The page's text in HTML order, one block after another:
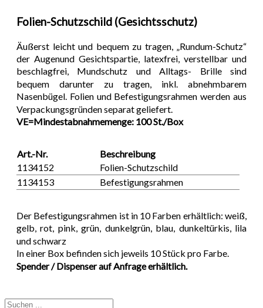
Folien-Schutzschild (Gesichtsschutz)
Äußerst leicht und bequem zu tragen, „Rundum-Schutz“
der Augenund Gesichtspartie, latexfrei, verstellbar und
beschlagfrei, Mundschutz und Alltags- Brille sind
bequem darunter zu tragen, inkl. abnehmbarem
Nasenbügel. Folien und Befestigungsrahmen werden aus
Verpackungsgründen separat geliefert.
VE=Mindestabnahmemenge: 100 St./Box
Art.-Nr.
Beschreibung
1134152
Folien-Schutzschild
1134153
Befestigungsrahmen
Der Befestigungsrahmen ist in 10 Farben erhältlich: weiß,
gelb, rot, pink, grün, dunkelgrün, blau, dunkeltürkis, lila
und schwarz
In einer Box befinden sich jeweils 10 Stück pro Farbe.
Spender / Dispenser auf Anfrage erhältlich.